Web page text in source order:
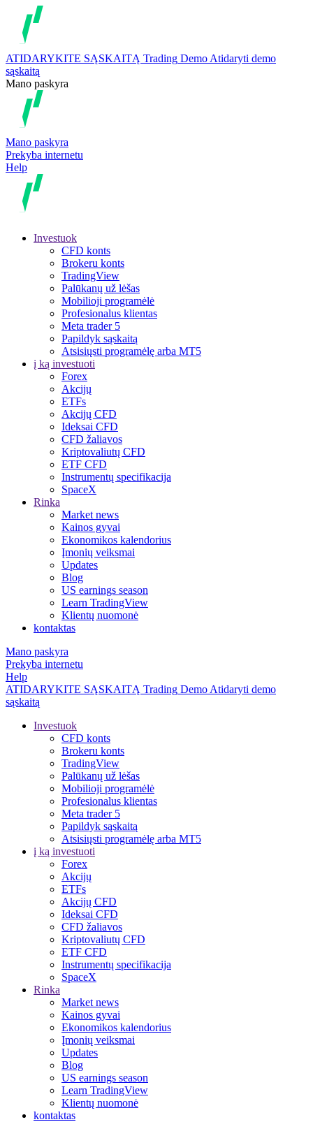
ATIDARYKITE SĄSKAITĄ Trading Demo Atidaryti demo
sąskaitą
Mano paskyra
Mano paskyra
Prekyba internetu
Help
Investuok
CFD konts
Brokeru konts
TradingView
Palūkanų už lėšas
Mobilioji programėlė
Profesionalus klientas
Meta trader 5
Papildyk sąskaitą
Atsisiųsti programėlę arba MT5
į ką investuoti
Forex
Akcijų
ETFs
Akcijų CFD
Ideksai CFD
CFD žaliavos
Kriptovaliutų CFD
ETF CFD
Instrumentų specifikacija
SpaceX
Rinka
Market news
Kainos gyvai
Ekonomikos kalendorius
Įmonių veiksmai
Updates
Blog
US earnings season
Learn TradingView
Klientų nuomonė
kontaktas
Mano paskyra
Prekyba internetu
Help
ATIDARYKITE SĄSKAITĄ Trading Demo Atidaryti demo
sąskaitą
Investuok
CFD konts
Brokeru konts
TradingView
Palūkanų už lėšas
Mobilioji programėlė
Profesionalus klientas
Meta trader 5
Papildyk sąskaitą
Atsisiųsti programėlę arba MT5
į ką investuoti
Forex
Akcijų
ETFs
Akcijų CFD
Ideksai CFD
CFD žaliavos
Kriptovaliutų CFD
ETF CFD
Instrumentų specifikacija
SpaceX
Rinka
Market news
Kainos gyvai
Ekonomikos kalendorius
Įmonių veiksmai
Updates
Blog
US earnings season
Learn TradingView
Klientų nuomonė
kontaktas